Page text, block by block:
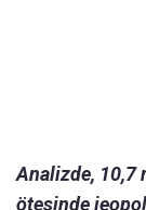
Analizde, 10,7
ötesinde